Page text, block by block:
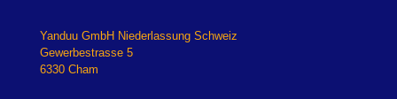
Yanduu GmbH Niederlassung Schweiz
Gewerbestrasse 5
6330 Cham